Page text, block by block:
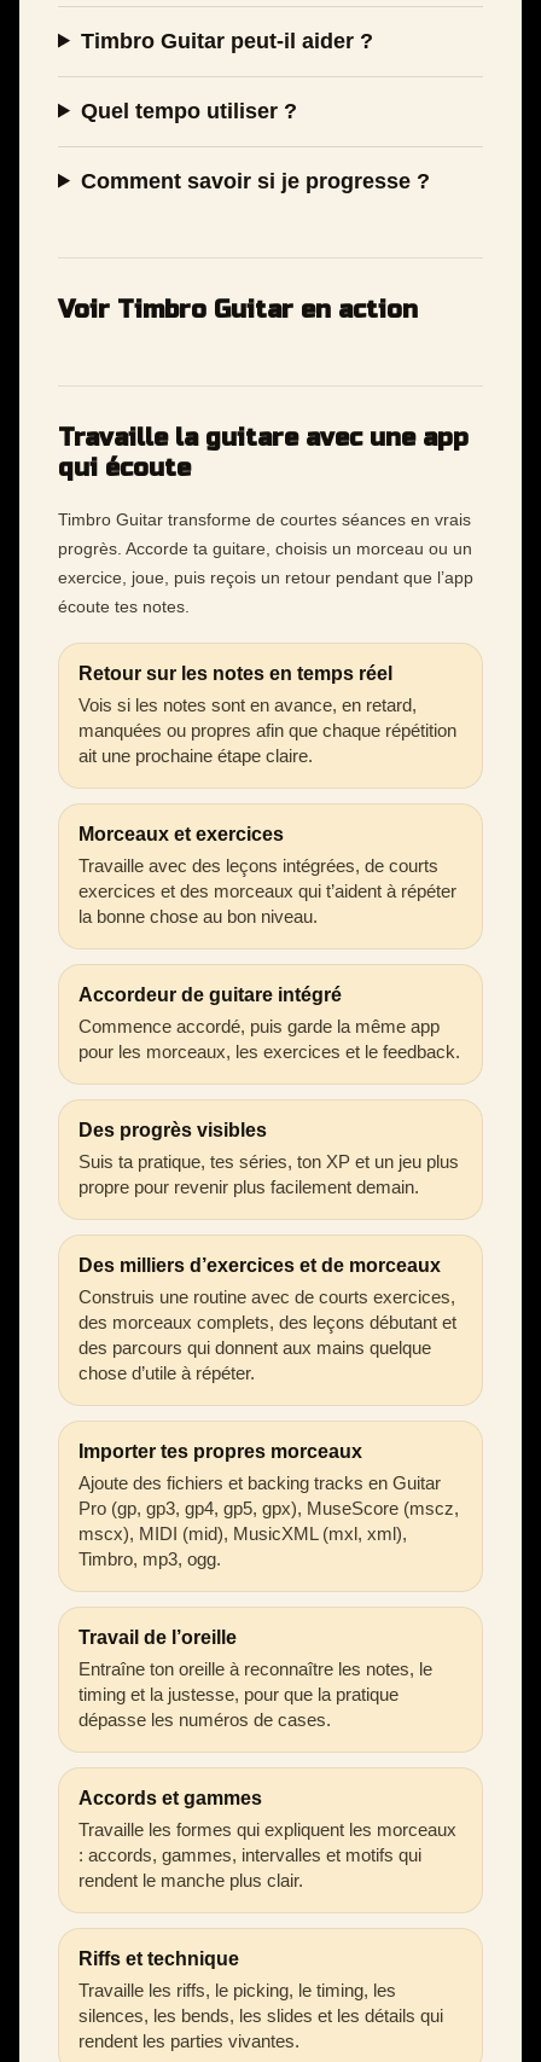
Timbro Guitar peut-il aider ?
Quel tempo utiliser ?
Comment savoir si je progresse ?
Voir Timbro Guitar en action
Travaille la guitare avec une app
qui écoute
Timbro Guitar transforme de courtes séances en vrais
progrès. Accorde ta guitare, choisis un morceau ou un
exercice, joue, puis reçois un retour pendant que l’app
écoute tes notes.
Retour sur les notes en temps réel
Vois si les notes sont en avance, en retard,
manquées ou propres afin que chaque répétition
ait une prochaine étape claire.
Morceaux et exercices
Travaille avec des leçons intégrées, de courts
exercices et des morceaux qui t’aident à répéter
la bonne chose au bon niveau.
Accordeur de guitare intégré
Commence accordé, puis garde la même app
pour les morceaux, les exercices et le feedback.
Des progrès visibles
Suis ta pratique, tes séries, ton XP et un jeu plus
propre pour revenir plus facilement demain.
Des milliers d’exercices et de morceaux
Construis une routine avec de courts exercices,
des morceaux complets, des leçons débutant et
des parcours qui donnent aux mains quelque
chose d’utile à répéter.
Importer tes propres morceaux
Ajoute des fichiers et backing tracks en Guitar
Pro (gp, gp3, gp4, gp5, gpx), MuseScore (mscz,
mscx), MIDI (mid), MusicXML (mxl, xml),
Timbro, mp3, ogg.
Travail de l’oreille
Entraîne ton oreille à reconnaître les notes, le
timing et la justesse, pour que la pratique
dépasse les numéros de cases.
Accords et gammes
Travaille les formes qui expliquent les morceaux
: accords, gammes, intervalles et motifs qui
rendent le manche plus clair.
Riffs et technique
Travaille les riffs, le picking, le timing, les
silences, les bends, les slides et les détails qui
rendent les parties vivantes.